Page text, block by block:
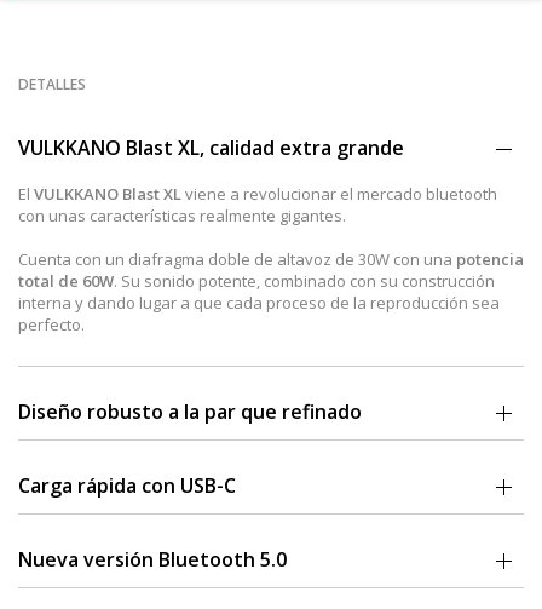
DETALLES
VULKKANO Blast XL, calidad extra grande
El VULKKANO Blast XL viene a revolucionar el mercado bluetooth
con unas características realmente gigantes.
Cuenta con un diafragma doble de altavoz de 30W con una potencia
total de 60W. Su sonido potente, combinado con su construcción
interna y dando lugar a que cada proceso de la reproducción sea
perfecto.
Diseño robusto a la par que refinado
Olvídate de las funciones complicadas y
escucha tu música desde
la practicidad y la sencillez
Carga rápida con USB-C
una batería cuya capacidad es de 6600mAh con una
Nueva versión Bluetooth 5.0